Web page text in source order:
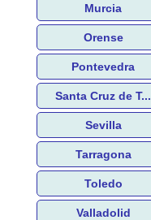
Murcia
Orense
Pontevedra
Santa Cruz de T...
Sevilla
Tarragona
Toledo
Valladolid